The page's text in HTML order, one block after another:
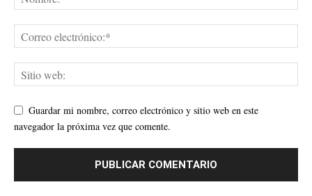
Guardar mi nombre, correo electrónico y sitio web en este
navegador la próxima vez que comente.